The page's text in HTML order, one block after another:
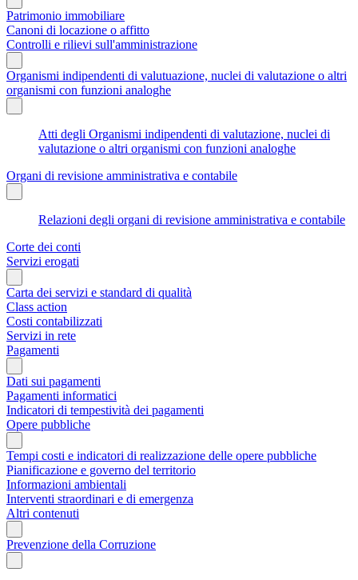
Patrimonio immobiliare
Canoni di locazione o affitto
Controlli e rilievi sull'amministrazione
Organismi indipendenti di valutuazione, nuclei di valutazione o altri
organismi con funzioni analoghe
Atti degli Organismi indipendenti di valutazione, nuclei di
valutazione o altri organismi con funzioni analoghe
Organi di revisione amministrativa e contabile
Relazioni degli organi di revisione amministrativa e contabile
Corte dei conti
Servizi erogati
Carta dei servizi e standard di qualità
Class action
Costi contabilizzati
Servizi in rete
Pagamenti
Dati sui pagamenti
Pagamenti informatici
Indicatori di tempestività dei pagamenti
Opere pubbliche
Tempi costi e indicatori di realizzazione delle opere pubbliche
Pianificazione e governo del territorio
Informazioni ambientali
Interventi straordinari e di emergenza
Altri contenuti
Prevenzione della Corruzione